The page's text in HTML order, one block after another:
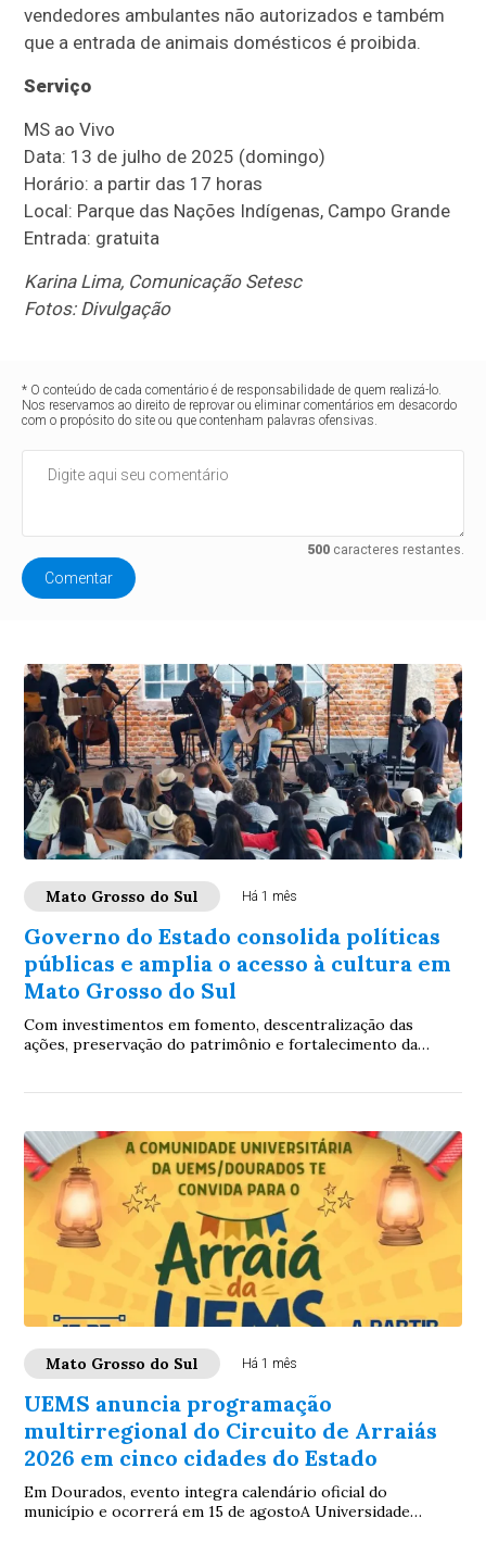
vendedores ambulantes não autorizados e também
que a entrada de animais domésticos é proibida.
Serviço
MS ao Vivo
Data: 13 de julho de 2025 (domingo)
Horário: a partir das 17 horas
Local: Parque das Nações Indígenas, Campo Grande
Entrada: gratuita
Karina Lima, Comunicação Setesc
Fotos: Divulgação
* O conteúdo de cada comentário é de responsabilidade de quem realizá-lo.
Nos reservamos ao direito de reprovar ou eliminar comentários em desacordo
com o propósito do site ou que contenham palavras ofensivas.
500caracteres restantes.
Comentar
Mato Grosso do Sul Há 1 mês
Governo do Estado consolida políticas
públicas e amplia o acesso à cultura em
Mato Grosso do Sul
Com investimentos em fomento, descentralização das
ações, preservação do patrimônio e fortalecimento da
Mato Grosso do Sul Há 1 mês
UEMS anuncia programação
multirregional do Circuito de Arraiás
2026 em cinco cidades do Estado
Em Dourados, evento integra calendário oficial do
município e ocorrerá em 15 de agostoA Universidade